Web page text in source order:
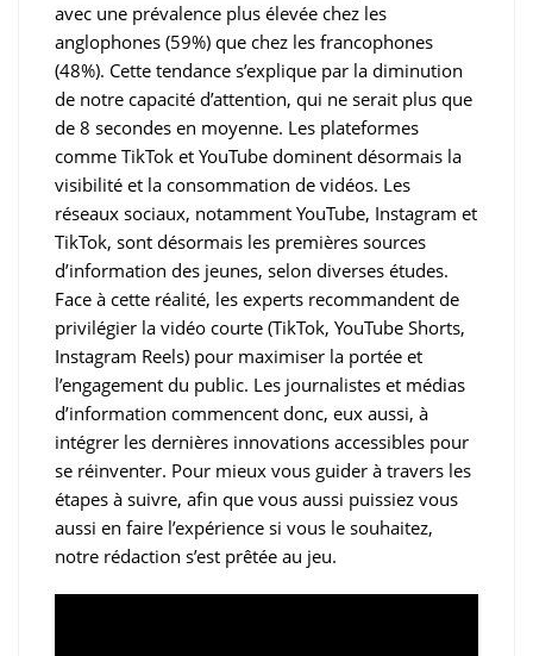
avec une prévalence plus élevée chez les
anglophones (59%) que chez les francophones
(48%). Cette tendance s’explique par la diminution
de notre capacité d’attention, qui ne serait plus que
de 8 secondes en moyenne. Les plateformes
comme TikTok et YouTube dominent désormais la
visibilité et la consommation de vidéos. Les
réseaux sociaux, notamment YouTube, Instagram et
TikTok, sont désormais les premières sources
d’information des jeunes, selon diverses études.
Face à cette réalité, les experts recommandent de
privilégier la vidéo courte (TikTok, YouTube Shorts,
Instagram Reels) pour maximiser la portée et
l’engagement du public. Les journalistes et médias
d’information commencent donc, eux aussi, à
intégrer les dernières innovations accessibles pour
se réinventer. Pour mieux vous guider à travers les
étapes à suivre, afin que vous aussi puissiez vous
aussi en faire l’expérience si vous le souhaitez,
notre rédaction s’est prêtée au jeu.